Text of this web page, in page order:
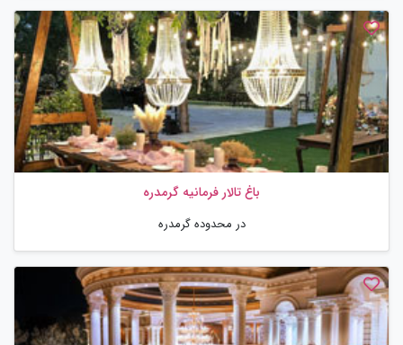
باغ تالار فرمانیه گرمدره
در محدوده گرمدره